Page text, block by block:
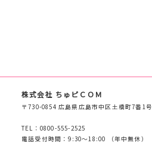
株式会社 ちゅピＣＯＭ
〒730-0854 広島県広島市中区土橋町7番1号
TEL：0800-555-2525
電話受付時間：9:30～18:00 （年中無休）